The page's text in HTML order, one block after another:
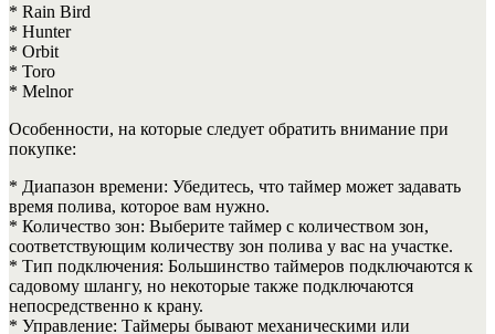
* Rain Bird
* Hunter
* Orbit
* Toro
* Melnor
Особенности, на которые следует обратить внимание при
покупке:
* Диапазон времени: Убедитесь, что таймер может задавать
время полива, которое вам нужно.
* Количество зон: Выберите таймер с количеством зон,
соответствующим количеству зон полива у вас на участке.
* Тип подключения: Большинство таймеров подключаются к
садовому шлангу, но некоторые также подключаются
непосредственно к крану.
* Управление: Таймеры бывают механическими или